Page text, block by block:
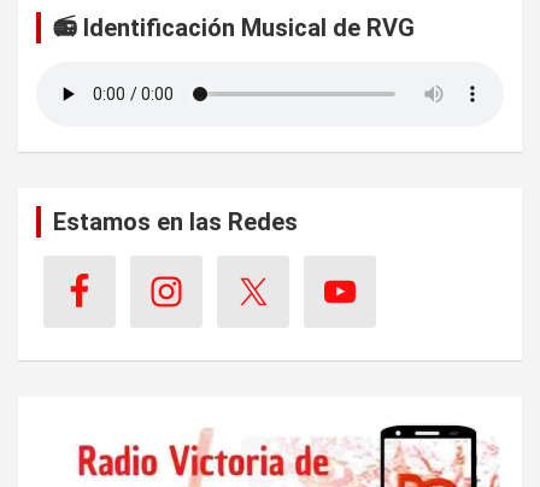
c
📻 Identificación Musical de RVG
Estamos en las Redes